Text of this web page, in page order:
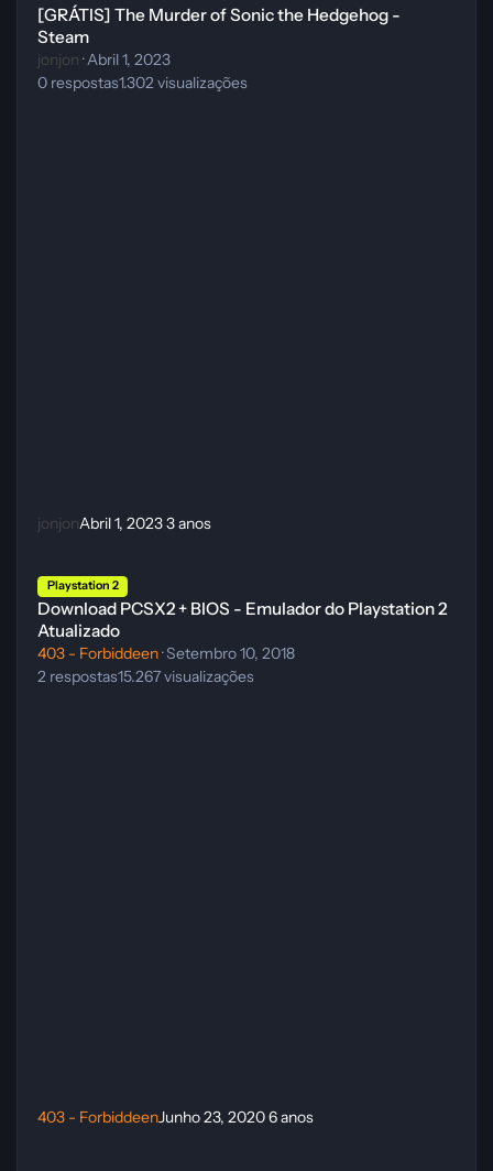
[GRÁTIS] The Murder of Sonic the Hedgehog -
Steam
jonjon ·Abril 1, 2023
0 respostas1.302 visualizações
jonjonAbril 1, 20233 anos
Playstation 2
Download PCSX2 + BIOS - Emulador do Playstation 2
Atualizado
403 - Forbiddeen·Setembro 10, 2018
2 respostas15.267visualizações
403 - ForbiddeenJunho 23, 20206 anos